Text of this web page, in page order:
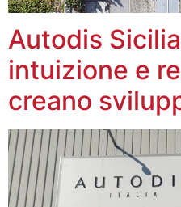
Autodis
intuizione e
creano